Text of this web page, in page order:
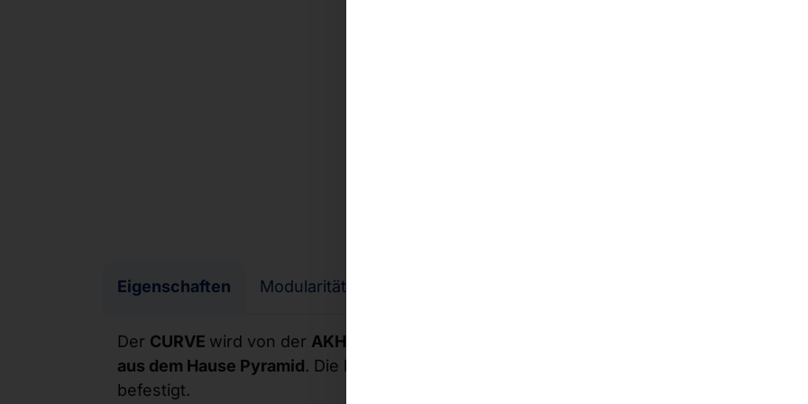
Eigenschaften Modularität
Der CURVE wird von der AKHET® PC-Box
aus dem Hause Pyramid. Die kompakte Box ist hinter dem Touch-Display
befestigt.